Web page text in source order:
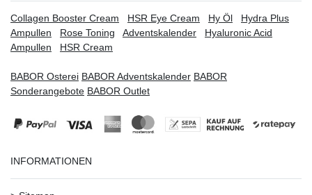
Collagen Booster Cream HSR Eye Cream Hy Öl
Hydra Plus
Ampullen
Rose Toning Adventskalender
Hyaluronic Acid
Ampullen
HSR Cream
BABOR Osterei BABOR Adventskalender BABOR
Sonderangebote BABOR Outlet
INFORMATIONEN